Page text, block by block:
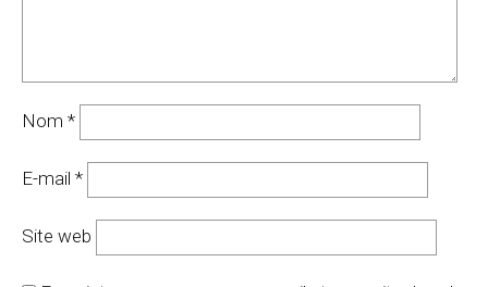
Nom *
E-mail *
Site web